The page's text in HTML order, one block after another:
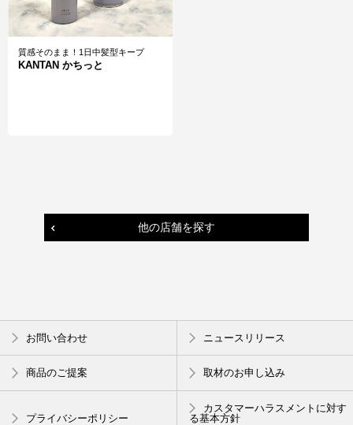
質感そのまま！1日中髪型キープ
KANTAN かちっと
他の店舗を探す
お問い合わせ ニュースリリース
商品のご提案 取材のお申し込み
プライバシーポリシー
カスタマーハラスメントに対す
る基本方針